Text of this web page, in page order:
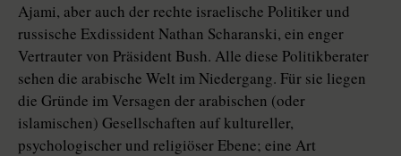
Ajami, aber auch der rechte israelische Politiker und
russische Exdissident Nathan Scharanski, ein enger
Vertrauter von Präsident Bush. Alle diese Politikberater
sehen die arabische Welt im Niedergang. Für sie liegen
die Gründe im Versagen der arabischen (oder
islamischen) Gesellschaften auf kultureller,
psychologischer und religiöser Ebene; eine Art